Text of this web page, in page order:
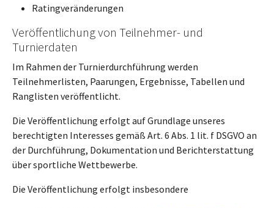
Ratingveränderungen
Veröffentlichung von Teilnehmer- und
Turnierdaten
Im Rahmen der Turnierdurchführung werden
Teilnehmerlisten, Paarungen, Ergebnisse, Tabellen und
Ranglisten veröffentlicht.
Die Veröffentlichung erfolgt auf Grundlage unseres
berechtigten Interesses gemäß Art. 6 Abs. 1 lit. f DSGVO an
der Durchführung, Dokumentation und Berichterstattung
über sportliche Wettbewerbe.
Die Veröffentlichung erfolgt insbesondere